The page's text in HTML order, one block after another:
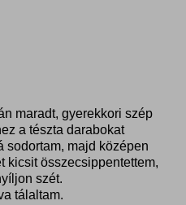
maradt, gyerekkori szép
a tészta darabokat
sodortam, majd középen
kicsit összecsippentettem,
szét.
tálaltam.